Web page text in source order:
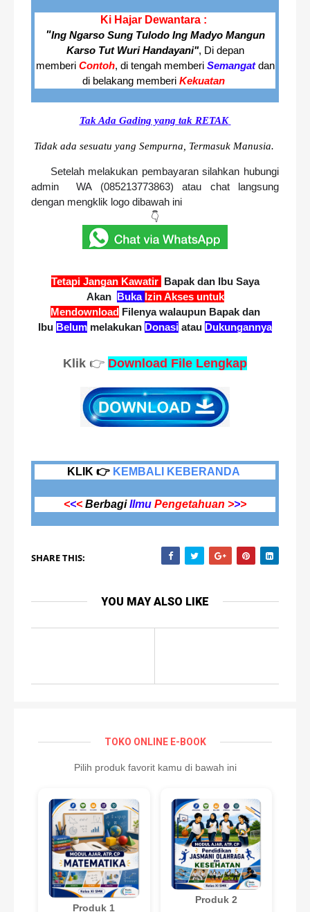
Ki Hajar Dewantara :
"Ing Ngarso Sung Tulodo Ing Madyo Mangun
Karso Tut Wuri Handayani", Di depan
memberi Contoh, di tengah memberi Semangatdan
di belakang memberi Kekuatan
Tak Ada Gading yang tak RETAK
Tidak ada sesuatu yang Sempurna, Termasuk Manusia.
Setelah melakukan pembayaran silahkan hubungi
admin WA (085213773863) atau chat langsung
dengan mengklik logo dibawah ini
👇
Tetapi Jangan Kawatir Bapak dan Ibu Saya
Akan Buka Izin Akses untuk
MendownloadFilenyawalaupun Bapak dan
Ibu Belum melakukan Donasi atau Dukungannya
Klik👉 Download File Lengkap
KLIK 👉 KEMBALI KEBERANDA
<<< BerbagiIlmu Pengetahuan >>>
SHARE THIS:
YOU MAY ALSO LIKE
TOKO ONLINE E-BOOK
Pilih produk favorit kamu di bawah ini
Produk 1
Produk 2